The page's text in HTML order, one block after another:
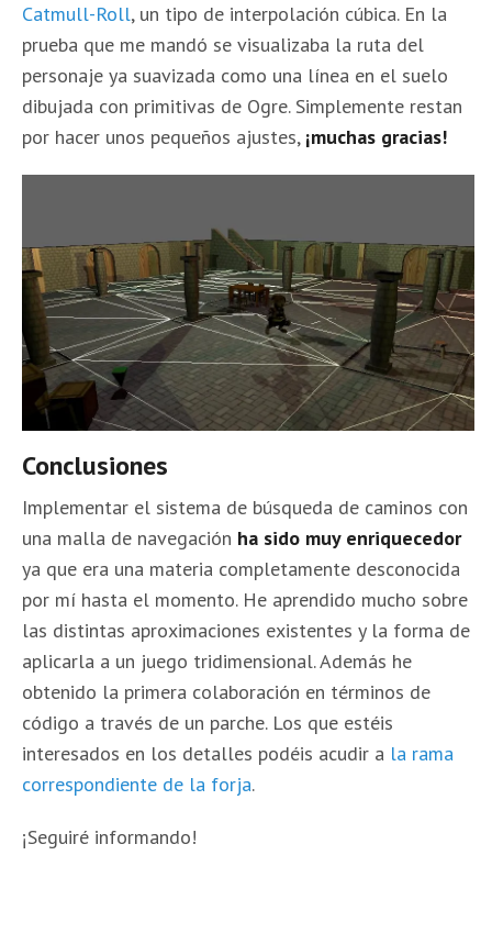
Catmull-Roll, un tipo de interpolación cúbica. En la
prueba que me mandó se visualizaba la ruta del
personaje ya suavizada como una línea en el suelo
dibujada con primitivas de Ogre. Simplemente restan
por hacer unos pequeños ajustes, ¡muchas gracias!
Conclusiones
Implementar el sistema de búsqueda de caminos con
una malla de navegación ha sido muy enriquecedor
ya que era una materia completamente desconocida
por mí hasta el momento. He aprendido mucho sobre
las distintas aproximaciones existentes y la forma de
aplicarla a un juego tridimensional. Además he
obtenido la primera colaboración en términos de
código a través de un parche. Los que estéis
interesados en los detalles podéis acudir a la rama
correspondiente de la forja.
¡Seguiré informando!